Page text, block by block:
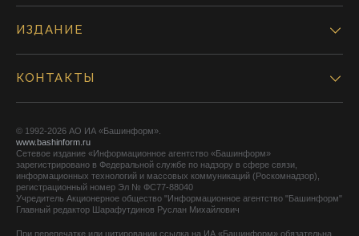
ИЗДАНИЕ
КОНТАКТЫ
© 1992-2026 АО ИА «Башинформ».
www.bashinform.ru
Сетевое издание «Информационное агентство «Башинформ»
зарегистрировано в Федеральной службе по надзору в сфере связи,
информационных технологий и массовых коммуникаций (Роскомнадзор),
регистрационный номер Эл № ФС77-88040
Учредитель Акционерное общество "Информационное агентство "Башинформ"
Главный редактор Шарафутдинов Руслан Михайлович
При перепечатке или цитировании ссылка на ИА «Башинформ» обязательна.